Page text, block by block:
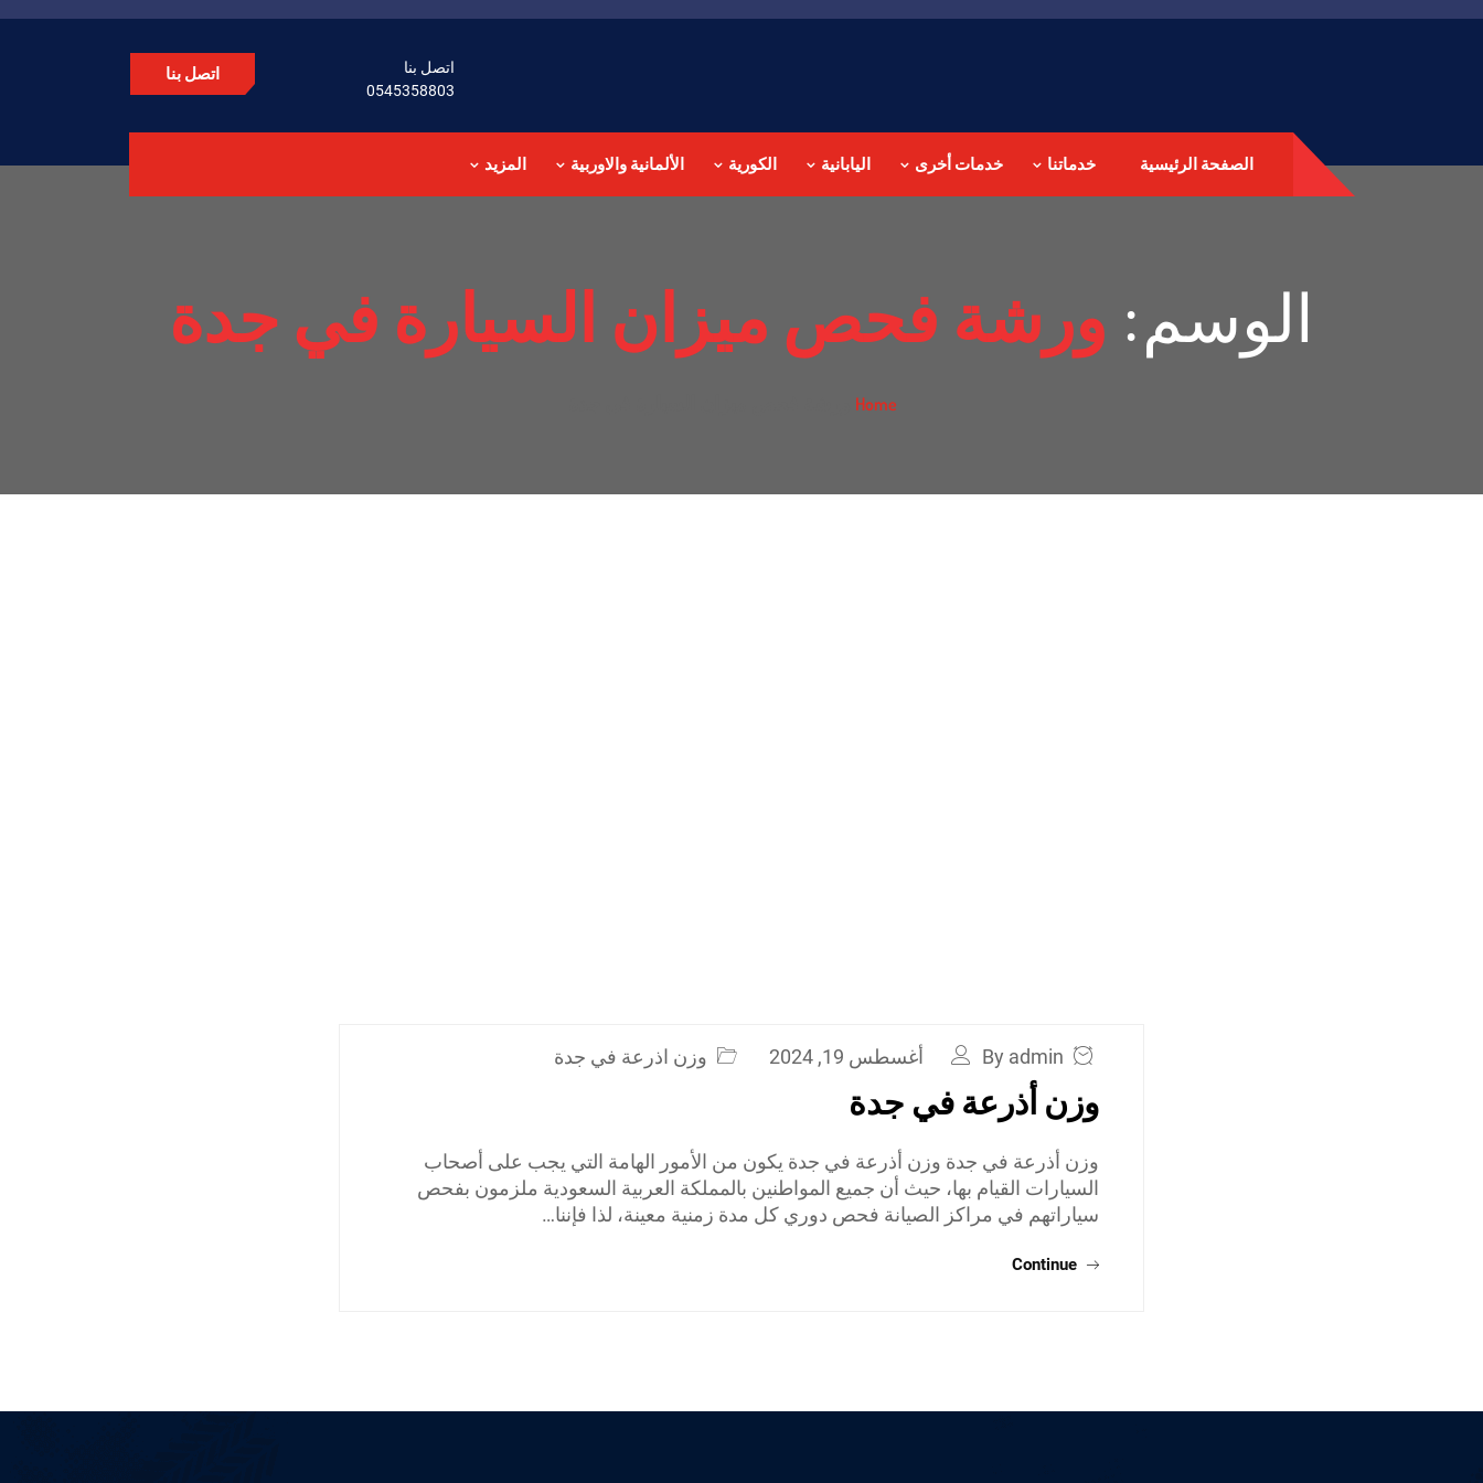
اتصل بنا
0545358803
اتصل بنا
الصفحة الرئيسية خدماتنا خدمات أخرى اليابانية الكورية الألمانية والاوربية المزيد
الوسم: ورشة فحص ميزان السيارة في جدة
Home
By admin أغسطس 19, 2024 وزن اذرعة في جدة
وزن أذرعة في جدة
وزن أذرعة في جدة وزن أذرعة في جدة يكون من الأمور الهامة التي يجب على أصحاب
السيارات القيام بها، حيث أن جميع المواطنين بالمملكة العربية السعودية ملزمون بفحص
سياراتهم في مراكز الصيانة فحص دوري كل مدة زمنية معينة، لذا فإننا…
Continue